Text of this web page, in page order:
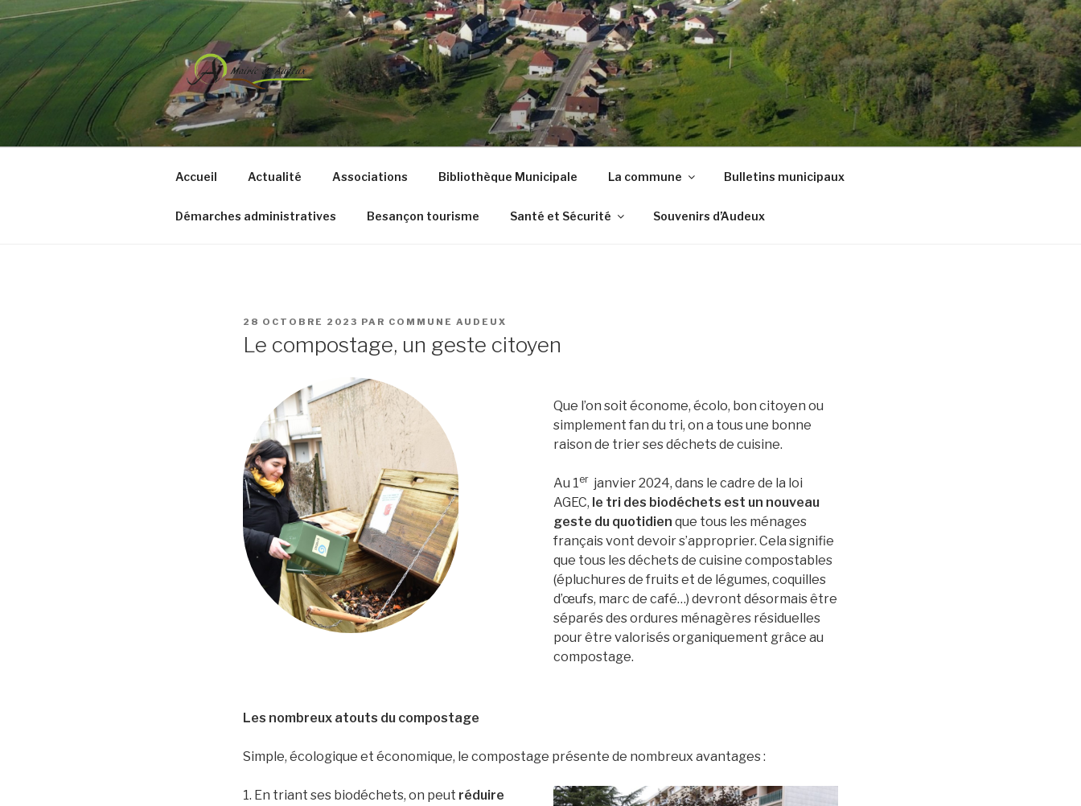
au
contenu
principal
COMMUNE DE AUDEUX
Accueil Actualité Associations Bibliothèque Municipale La commune Bulletins municipaux
Démarches administratives Besançon tourisme Santé et Sécurité Souvenirs d’Audeux
PUBLIÉ
28 OCTOBRE 2023 PAR COMMUNE AUDEUX
Le compostage, un geste citoyen
Que l’on soit économe, écolo, bon citoyen ou
simplement fan du tri, on a tous une bonne
raison de trier ses déchets de cuisine.
Au 1er janvier 2024, dans le cadre de la loi
AGEC, le tri des biodéchets est un nouveau
geste du quotidien que tous les ménages
français vont devoir s’approprier. Cela signifie
que tous les déchets de cuisine compostables
(épluchures de fruits et de légumes, coquilles
d’œufs, marc de café…) devront désormais être
séparés des ordures ménagères résiduelles
pour être valorisés organiquement grâce au
compostage.
Les nombreux atouts du compostage
Simple, écologique et économique, le compostage présente de nombreux avantages :
1. En triant ses biodéchets, on peut réduire